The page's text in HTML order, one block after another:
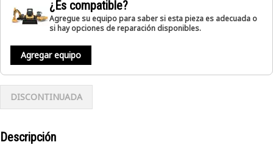
¿Es compatible?
Agregue su equipo para saber si esta pieza es adecuada o
si hay opciones de reparación disponibles.
Agregar equipo
DISCONTINUADA
Descripción